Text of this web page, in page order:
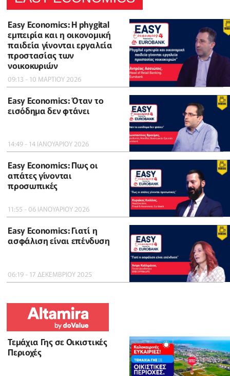
Easy Economics: Η phygital
εμπειρία και η οικονομική
παιδεία γίνονται εργαλεία
προστασίας των
νοικοκυριών
09:13 - 10 ΜΑΡΤΙΟΥ 2026
Easy Economics: Όταν το
εισόδημα δεν φτάνει
14:49 - 14 ΙΑΝΟΥΑΡΙΟΥ 2026
Easy Economics: Πως οι
απάτες γίνονται
προσωπικές
11:55 - 06 ΙΑΝΟΥΑΡΙΟΥ 2026
Easy Economics: Γιατί η
ασφάλιση είναι επένδυση
06:19 - 17 ΔΕΚΕΜΒΡΙΟΥ 2025
Τεμάχια Γης σε Οικιστικές
Περιοχές